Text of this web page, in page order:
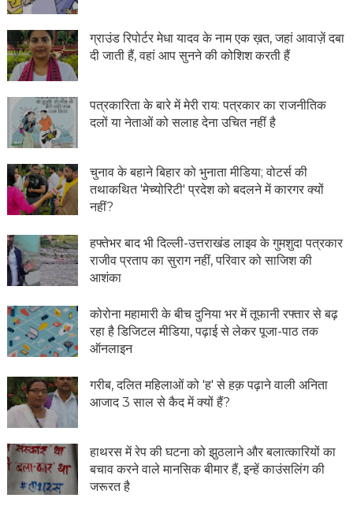
ग्राउंड रिपोर्टर मेधा यादव के नाम एक ख़त, जहां आवाज़ें दबा
दी जाती हैं, वहां आप सुनने की कोशिश करती हैं
पत्रकारिता के बारे में मेरी राय: पत्रकार का राजनीतिक
दलों या नेताओं को सलाह देना उचित नहीं है
चुनाव के बहाने बिहार को भुनाता मीडिया; वोटर्स की
तथाकथित 'मेच्योरिटी' प्रदेश को बदलने में कारगर क्यों
नहीं?
हफ्तेभर बाद भी दिल्ली-उत्तराखंड लाइव के गुमशुदा पत्रकार
राजीव प्रताप का सुराग नहीं, परिवार को साजिश की
आशंका
कोरोना महामारी के बीच दुनिया भर में तूफानी रफ्तार से बढ़
रहा है डिजिटल मीडिया, पढ़ाई से लेकर पूजा-पाठ तक
ऑनलाइन
गरीब, दलित महिलाओं को 'ह' से हक़ पढ़ाने वाली अनिता
आजाद 3 साल से कैद में क्यों हैं?
हाथरस में रेप की घटना को झुठलाने और बलात्कारियों का
बचाव करने वाले मानसिक बीमार हैं, इन्हें काउंसलिंग की
जरूरत है